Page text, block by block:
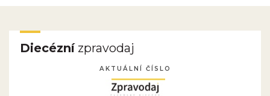
Diecéznízpravodaj
AKTUÁLNÍ ČÍSLO